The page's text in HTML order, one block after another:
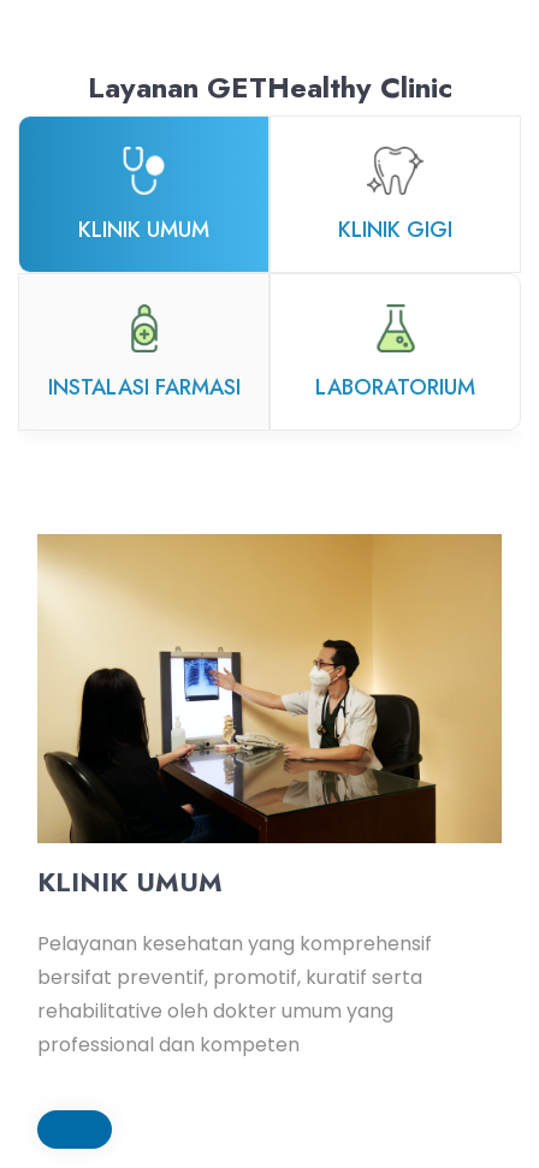
Layanan GETHealthy Clinic
KLINIK UMUM KLINIK GIGI
INSTALASI FARMASI LABORATORIUM
KLINIK UMUM
Pelayanan kesehatan yang komprehensif
bersifat preventif, promotif, kuratif serta
rehabilitative oleh dokter umum yang
professional dan kompeten